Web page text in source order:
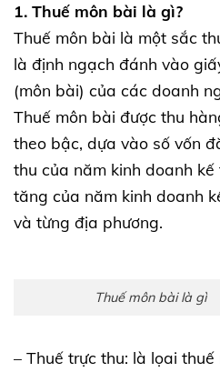
1. Thuế môn bài là gì?
Thuế môn bài là một sắc
là định ngạch đánh vào
(môn bài) của các doanh
Thuế môn bài được thu
theo bậc, dựa vào số vốn
thu của năm kinh doanh
tăng của năm kinh doanh
và từng địa phương.
Thuế môn bài là gì
– Thuế trực thu: là lọai